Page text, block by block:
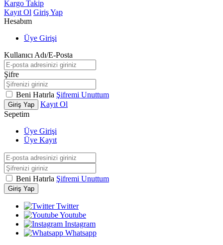
Kargo Takip
Kayıt Ol Giriş Yap
Hesabım
Üye Girişi
Kullanıcı Adı/E-Posta
Şifre
Beni Hatırla Şifremi Unuttum
Giriş Yap
Kayıt Ol
Sepetim
Üye Girişi
Üye Kayıt
Beni Hatırla Şifremi Unuttum
Giriş Yap
Twitter
Youtube
Instagram
Whatsapp